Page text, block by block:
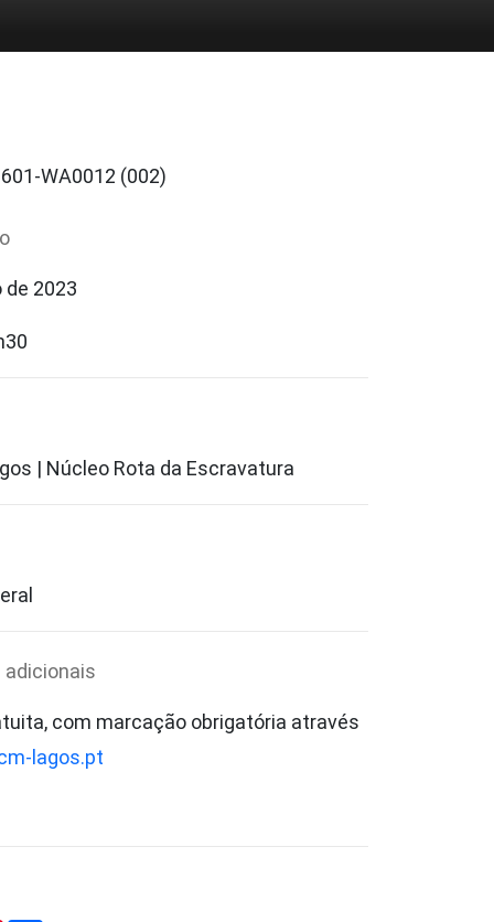
2023
| Núcleo Rota da Escravatura
com marcação obrigatória através
lagos.pt